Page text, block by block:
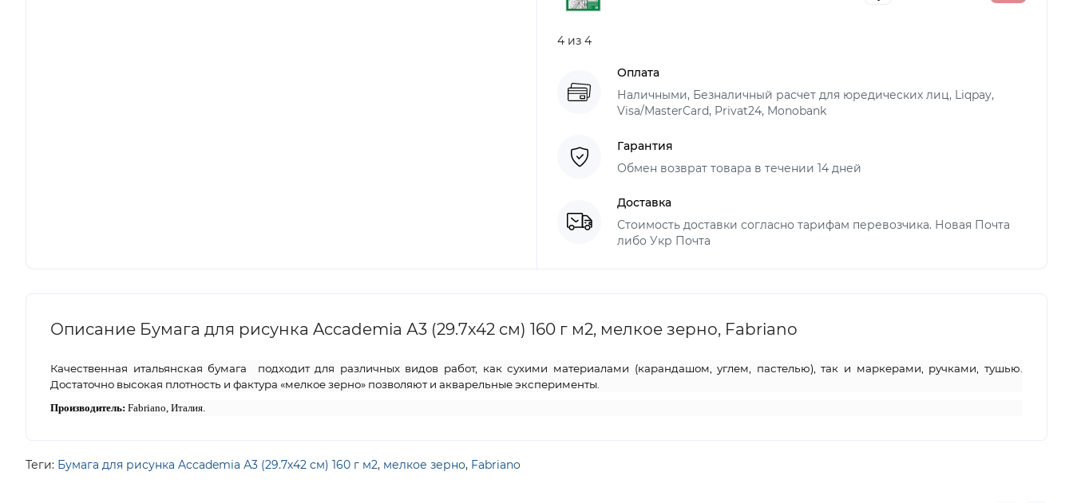
4 из 4
Оплата
Наличными, Безналичный расчет для юредических лиц, Liqpay,
Visa/MasterCard, Privat24, Monobank
Гарантия
Обмен возврат товара в течении 14 дней
Доставка
Стоимость доставки согласно тарифам перевозчика. Новая Почта
либо Укр Почта
Описание Бумага для рисунка Accademia А3 (29.7х42 см) 160 г м2, мелкое зерно, Fabriano
Качественная итальянская бумага
подходит для различных видов работ, как сухими материалами (карандашом, углем, пастелью), так и маркерами, ручками, тушью.
Достаточно высокая плотность и фактура «мелкое зерно» позволяют и акварельные эксперименты.
Производитель: Fabriano, Италия.
Теги: Бумага для рисунка Accademia А3 (29.7х42 см) 160 г м2, мелкое зерно, Fabriano